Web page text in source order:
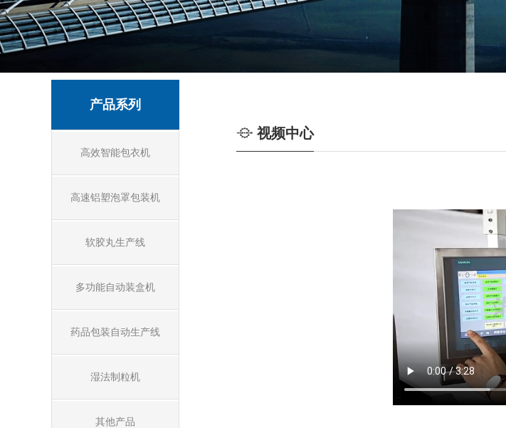
产品系列
高效智能包衣机
高速铝塑泡罩包装机
软胶丸生产线
多功能自动装盒机
药品包装自动生产线
湿法制粒机
其他产品
视频中心